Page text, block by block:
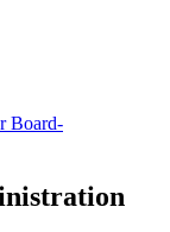
Board-